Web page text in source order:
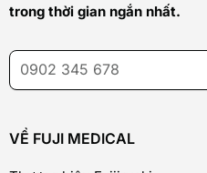
trong thời gian ngắn nhất.
VỀ FUJI MEDICAL